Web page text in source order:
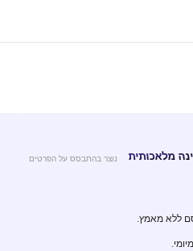
מלאכותית נוצר בהתבסס על הפרטים
ללא מאמץ.